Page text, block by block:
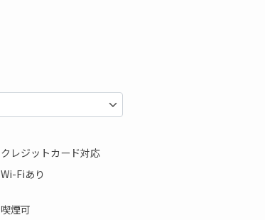
クレジットカード対応
Wi-Fiあり
喫煙可